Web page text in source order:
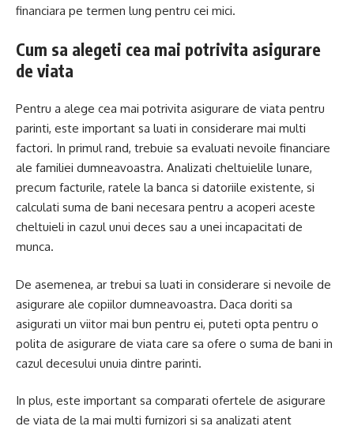
financiara pe termen lung pentru cei mici.
Cum sa alegeti cea mai potrivita asigurare
de viata
Pentru a alege cea mai potrivita asigurare de viata pentru
parinti, este important sa luati in considerare mai multi
factori. In primul rand, trebuie sa evaluati nevoile financiare
ale familiei dumneavoastra. Analizati cheltuielile lunare,
precum facturile, ratele la banca si datoriile existente, si
calculati suma de bani necesara pentru a acoperi aceste
cheltuieli in cazul unui deces sau a unei incapacitati de
munca.
De asemenea, ar trebui sa luati in considerare si nevoile de
asigurare ale copiilor dumneavoastra. Daca doriti sa
asigurati un viitor mai bun pentru ei, puteti opta pentru o
polita de asigurare de viata care sa ofere o suma de bani in
cazul decesului unuia dintre parinti.
In plus, este important sa comparati ofertele de asigurare
de viata de la mai multi furnizori si sa analizati atent